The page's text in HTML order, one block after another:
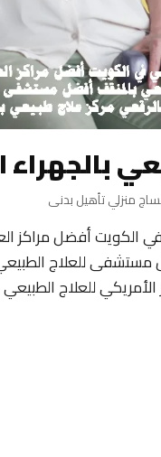
منزلي تأهيل بدنى
الكويت أفضل مراكز
للعلاج
للعلاج الطبيعي